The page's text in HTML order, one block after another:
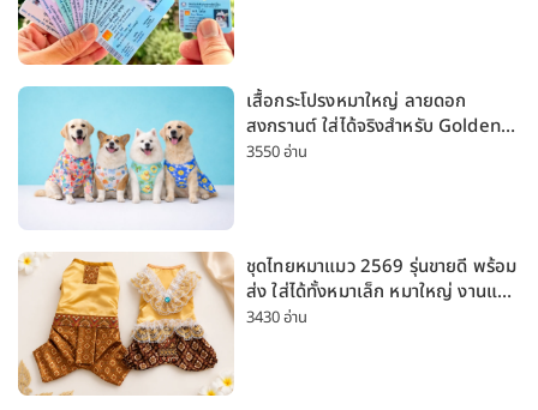
เสื้อกระโปรงหมาใหญ่ ลายดอก
สงกรานต์ ใส่ได้จริงสำหรับ Golden
Husky Labrador [อัปเดต 2026]
3550 อ่าน
ชุดไทยหมาแมว 2569 รุ่นขายดี พร้อม
ส่ง ใส่ได้ทั้งหมาเล็ก หมาใหญ่ งานแต่ง
สงกรานต์ ลอยกระทง
3430 อ่าน